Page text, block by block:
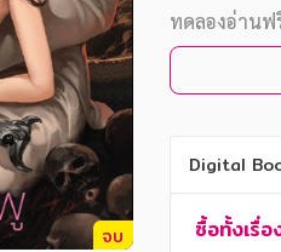
จบ
ทดลองอ่านฟ
Digital
ซื้อทั้งเรื่อ